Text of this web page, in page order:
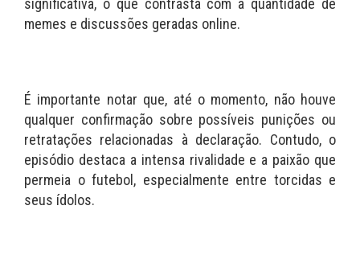
memes e discussões geradas online.
É importante notar que, até o momento, não houve
qualquer confirmação sobre possíveis punições ou
retratações relacionadas à declaração. Contudo, o
episódio destaca a intensa rivalidade e a paixão que
permeia o futebol, especialmente entre torcidas e
seus ídolos.